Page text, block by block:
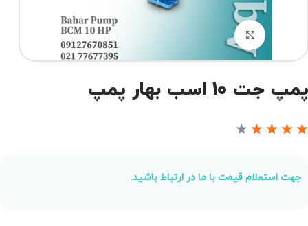
برای بزرگنمایی کلیک کنید
جت 10 اسب بهار پمپ
★
★
★
★
جهت استعلام قیمت با ما در ارتباط باشید.